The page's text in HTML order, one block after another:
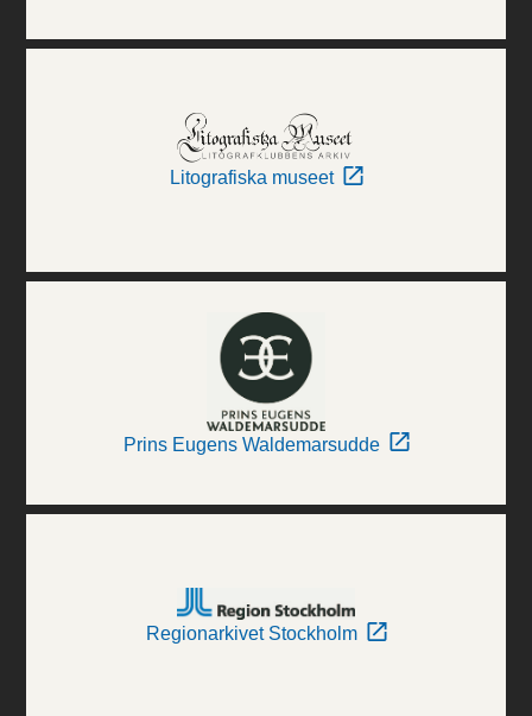
Litografiska museet
Prins Eugens Waldemarsudde
Regionarkivet Stockholm